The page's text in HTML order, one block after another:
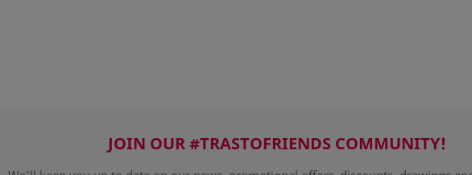
JOIN OUR #TRASTOFRIENDS COMMUNITY!